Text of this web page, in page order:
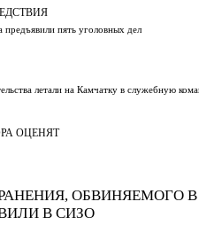
предъявили пять уголовных дел
летали на Камчатку в служебную
ОЦЕНЯТ
ОБВИНЯЕМОГО
В СИЗО